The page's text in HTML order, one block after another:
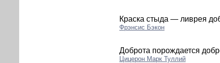
Краска стыда — ливрея
Фрэнсис Бэкон
Доброта порождается
Цицерон Марк Туллий